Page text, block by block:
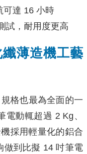
可達 16 小時
試，耐用度更高
薄造機工藝
格也最為全面的一
動輒超過 2 Kg、
採用輕量化的鋁合
做到比擬 14 吋筆電